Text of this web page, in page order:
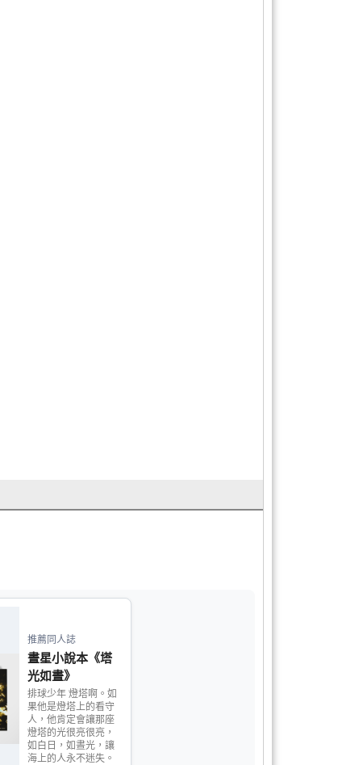
推薦同人誌
晝星小說本《塔
光如晝》
排球少年 燈塔啊。如
果他是燈塔上的看守
人，他肯定會讓那座
燈塔的光很亮很亮，
如白日，如晝光，讓
海上的人永不迷失。